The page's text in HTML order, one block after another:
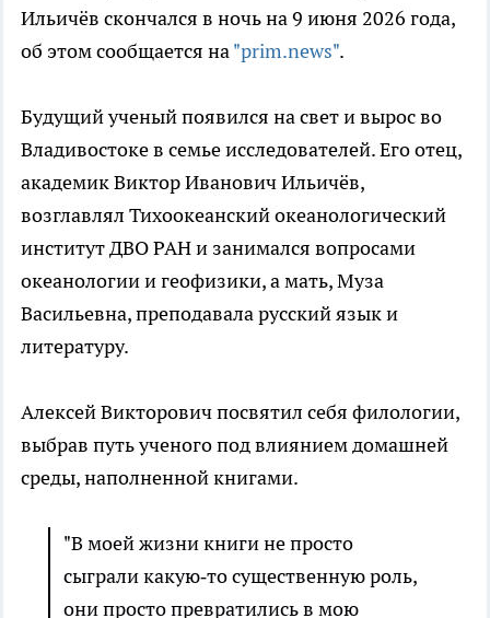
Ильичёв скончался в ночь на 9 июня 2026 года,
об этом сообщается на"prim.news".
Будущий ученый появился на свет и вырос во
Владивостоке в семье исследователей. Его отец,
академик Виктор Иванович Ильичёв,
возглавлял Тихоокеанский океанологический
институт ДВО РАН и занимался вопросами
океанологии и геофизики, а мать, Муза
Васильевна, преподавала русский язык и
литературу.
Алексей Викторович посвятил себя филологии,
выбрав путь ученого под влиянием домашней
среды, наполненной книгами.
"В моей жизни книги не просто
сыграли какую‑то существенную роль,
они просто превратились в мою